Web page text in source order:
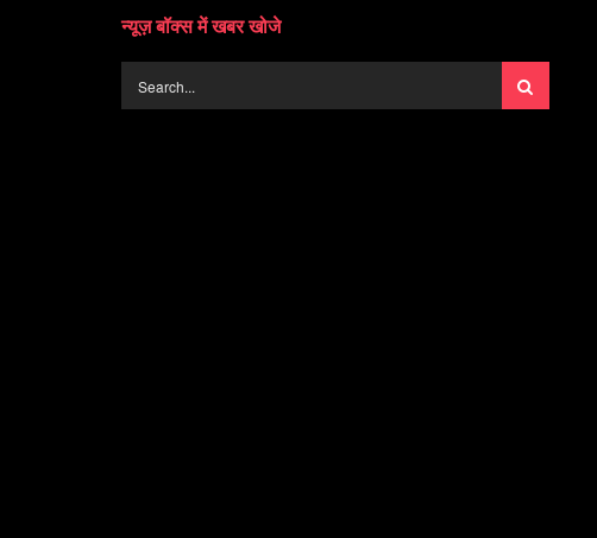
न्यूज़ बॉक्स में खबर खोजे